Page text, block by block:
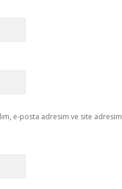
e-posta adresim ve site